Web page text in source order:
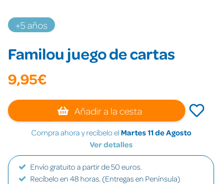
+5 años
Familou juego de cartas
9,95€
Añadir a la cesta
Compra ahora y recíbelo el Martes 11 de Agosto
Ver detalles
Envío gratuito a partir de 50 euros.
Recíbelo en 48 horas. (Entregas en Península)